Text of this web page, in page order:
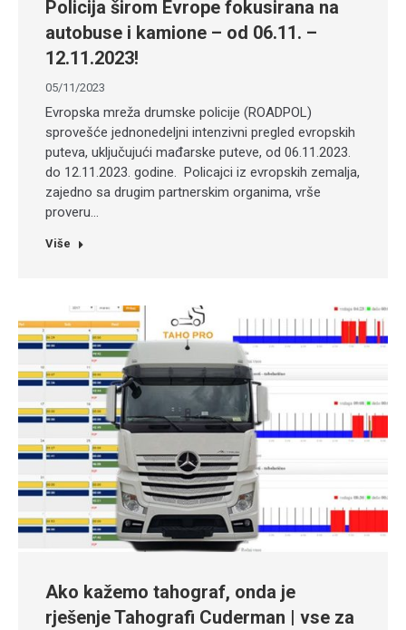
Policija širom Evrope fokusirana na
autobuse i kamione – od 06.11. –
12.11.2023!
05/11/2023
Evropska mreža drumske policije (ROADPOL)
sprovešće jednonedeljni intenzivni pregled evropskih
puteva, uključujući mađarske puteve, od 06.11.2023.
do 12.11.2023. godine. Policajci iz evropskih zemalja,
zajedno sa drugim partnerskim organima, vrše
proveru…
Više
Ako kažemo tahograf, onda je
rješenje Tahografi Cuderman | vse za